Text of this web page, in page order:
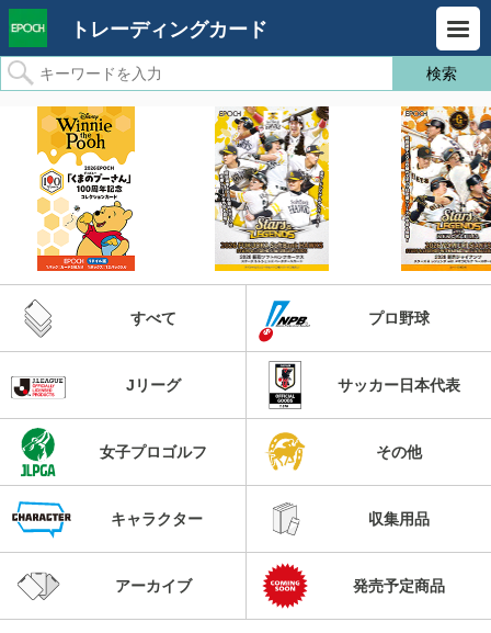
トレーディングカード
すべて プロ野球
Jリーグ サッカー日本代表
女子プロゴルフ その他
キャラクター 収集用品
アーカイブ 発売予定商品